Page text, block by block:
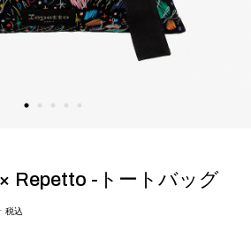
Repetto -トートバッグ
税込